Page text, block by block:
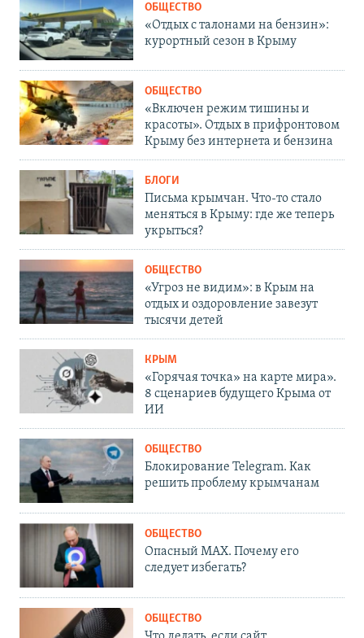
ОБЩЕСТВО
«Отдых с талонами на бензин»:
курортный сезон в Крыму
ОБЩЕСТВО
«Включен режим тишины и
красоты». Отдых в прифронтовом
Крыму без интернета и бензина
БЛОГИ
Письма крымчан. Что-то стало
меняться в Крыму: где же теперь
укрыться?
ОБЩЕСТВО
«Угроз не видим»: в Крым на
отдых и оздоровление завезут
тысячи детей
КРЫМ
«Горячая точка» на карте мира».
8 сценариев будущего Крыма от
ИИ
ОБЩЕСТВО
Блокирование Telegram. Как
решить проблему крымчанам
ОБЩЕСТВО
Опасный MAX. Почему его
следует избегать?
ОБЩЕСТВО